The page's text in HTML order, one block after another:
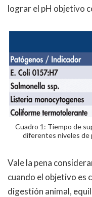
lograr el pH objetivo
Cuadro 1: Tiempo de
diferentes niveles de
Vale la pena
cuando el objetivo es
digestión animal,